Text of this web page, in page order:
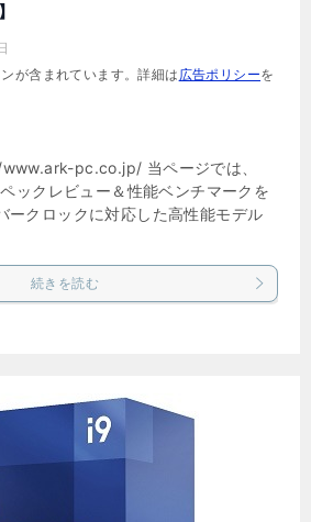
が含まれています。詳細は 広告ポリシーを
pc.co.jp/ 当ページでは、
ックレビュー＆性能ベンチマークを
ークロックに対応した高性能モデル
続きを読む